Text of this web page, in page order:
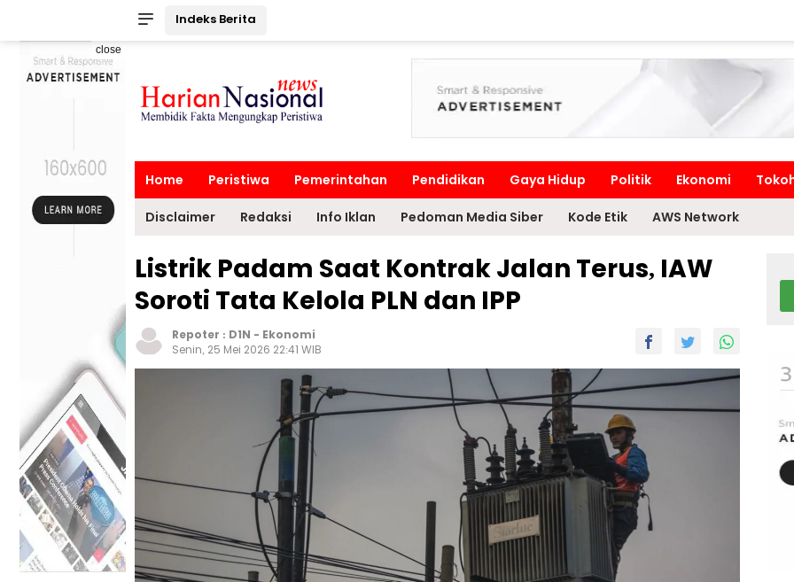
Indeks Berita
close
Home Peristiwa Pemerintahan Pendidikan Gaya Hidup Politik Ekonomi
Disclaimer Redaksi Info Iklan Pedoman Media Siber Kode Etik AWS Network
Listrik Padam Saat Kontrak Jalan Terus, IAW
Soroti Tata Kelola PLN dan IPP
Repoter : D1N - Ekonomi
Senin, 25 Mei 2026 22:41 WIB